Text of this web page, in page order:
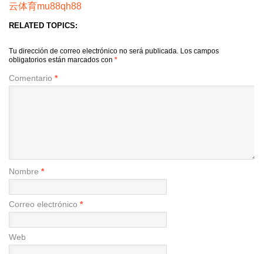
云体育mu88qh88
RELATED TOPICS:
Tu dirección de correo electrónico no será publicada. Los campos
obligatorios están marcados con *
Comentario *
Nombre *
Correo electrónico *
Web